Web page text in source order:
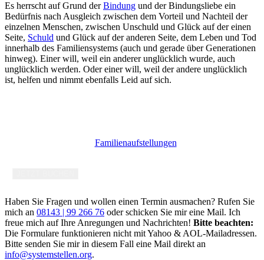
Es herrscht auf Grund derBindung und der Bindungsliebe ein
Bedürfnis nach Ausgleich zwischen dem Vorteil und Nachteil der
einzelnen Menschen, zwischen Unschuld und Glück auf der einen
Seite, Schuld und Glück auf der anderen Seite, dem Leben und Tod
innerhalb des Familiensystems (auch und gerade über Generationen
hinweg). Einer will, weil ein anderer unglücklich wurde, auch
unglücklich werden. Oder einer will, weil der andere unglücklich
ist, helfen und nimmt ebenfalls Leid auf sich.
Familienaufstellungen
Haben Sie Fragen und wollen einen Termin ausmachen? Rufen Sie
mich an 08143 | 99 266 76 oder schicken Sie mir eine Mail. Ich
freue mich auf Ihre Anregungen und Nachrichten! Bitte beachten:
Die Formulare funktionieren nicht mit Yahoo & AOL-Mailadressen.
Bitte senden Sie mir in diesem Fall eine Mail direkt an
info@systemstellen.org.